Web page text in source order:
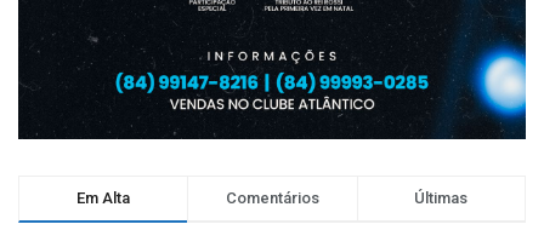
Em Alta Comentários Últimas